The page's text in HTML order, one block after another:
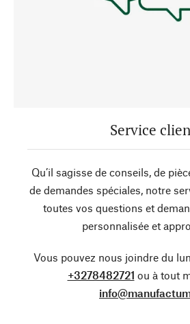
Service
Qu’il sagisse de conseils, de
de demandes spéciales, notre
toutes vos questions et
personnalisée et
Vous pouvez nous joindre du
+3278482721 ou à tout